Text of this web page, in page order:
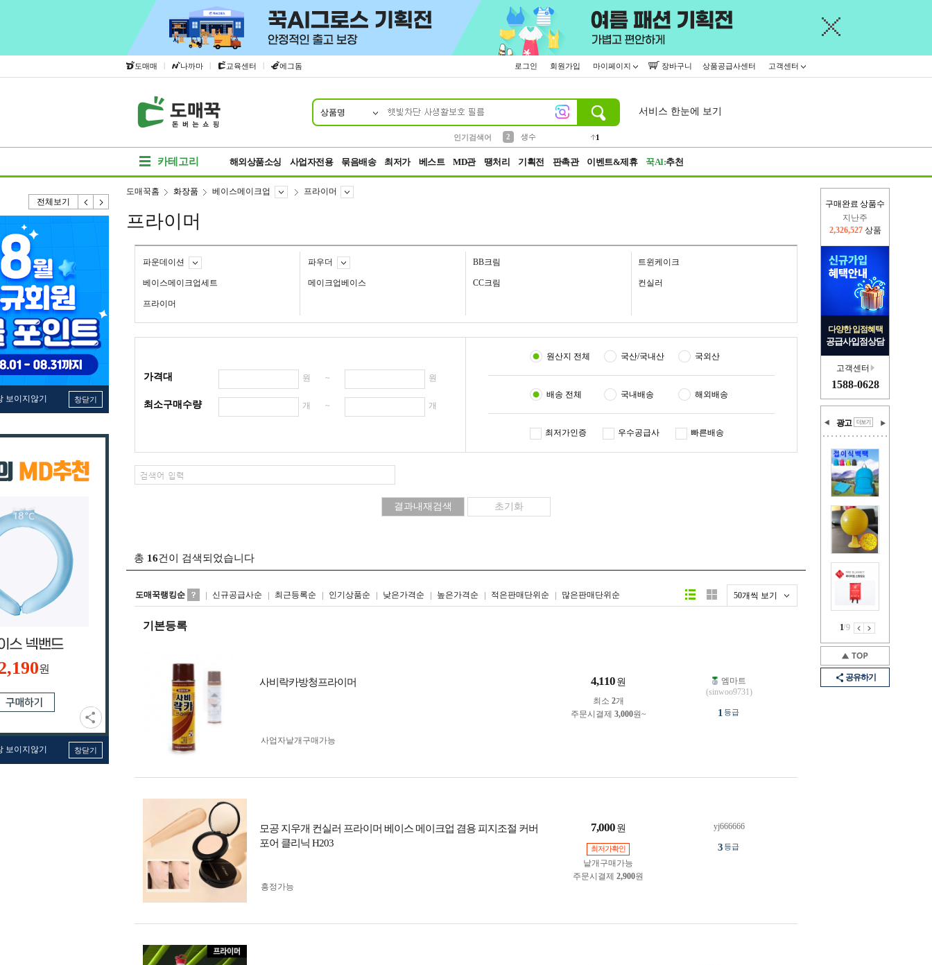
도매매 | 나까마 | 교육센터 | 에그돔 로그인 회원가입 마이페이지 장바구니 상품공급사센터 고객센터
상품명
인기검색어
2
생수
1
서비스 한눈에 보기
카테고리 해외상품소싱 사업자전용 묶음배송 최저가 베스트 MD관 땡처리 기획전 판촉관 이벤트&제휴 꾹AI:추천
전체보기
보이지않기 창닫기
원
보이지않기 창닫기
구매완료 상품수
2,326,527상품
이번주
2,380,750 상품
다양한 입점혜택
공급사입점상담
고객센터
1588-0628
광고
1/9
공유하기
도매꾹홈 화장품 베이스메이크업 프라이머
프라이머
파운데이션 파우더 BB크림 트윈케이크
베이스메이크업세트 메이크업베이스 CC크림 컨실러
프라이머
가격대 원 ~ 원
최소구매수량 개 ~ 개
원산지 전체 국산/국내산 국외산
배송 전체 국내배송 해외배송
최저가인증 우수공급사 빠른배송
총 16건이 검색되었습니다
도매꾹랭킹순 신규공급사순 최근등록순 인기상품순 낮은가격순 높은가격순 적은판매단위순 많은판매단위순 50개씩 보기
리스트형갤러리형
기본등록
사비락카방청프라이머 4,110 원
최소 2개
주문시결제 3,000원~
사업자 낱개구매가능
엠마트
(sinwoo9731)
1 등급
모공 지우개 컨실러 프라이머 베이스 메이크업 겸용 피지조절 커버
포어 클리닉 H203
7,000 원
최저가확인
낱개구매가능
주문시결제 2,900원
흥정가능
yj666666
3등급